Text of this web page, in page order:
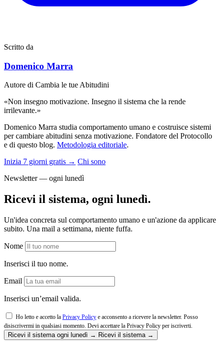
Scritto da
Domenico Marra
Autore di Cambia le tue Abitudini
«Non insegno motivazione. Insegno il sistema che la rende
irrilevante.»
Domenico Marra studia comportamento umano e costruisce sistemi
per cambiare abitudini senza motivazione. Fondatore del Protocollo
e di questo blog. Metodologia editoriale.
Inizia 7 giorni gratis → Chi sono
Newsletter — ogni lunedì
Ricevi il sistema, ogni lunedì.
Un'idea concreta sul comportamento umano e un'azione da applicare
subito. Una mail a settimana, niente fuffa.
Nome
Inserisci il tuo nome.
Email
Inserisci un’email valida.
Ho letto e accetto la Privacy Policy e acconsento a ricevere la newsletter. Posso
disiscrivermi in qualsiasi momento. Devi accettare la Privacy Policy per iscriverti.
Ricevi il sistema ogni lunedì → Ricevi il sistema →